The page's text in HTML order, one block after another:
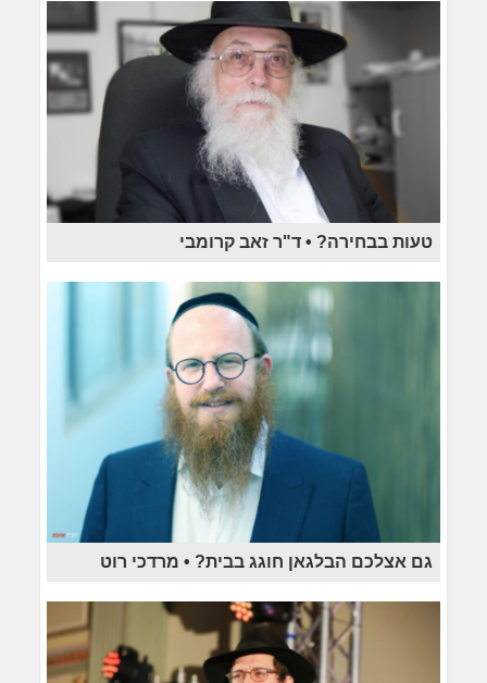
טעות בבחירה? • ד"ר זאב קרומבי
גם אצלכם הבלגאן חוגג בבית? • מרדכי רוט